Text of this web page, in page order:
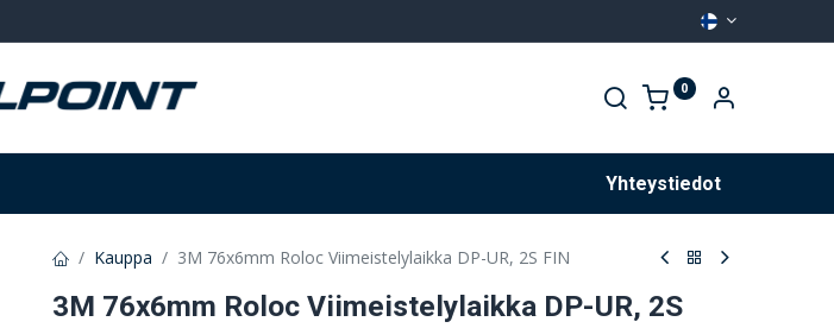
0
Yhteystiedot
Kauppa 3M 76x6mm Roloc Viimeistelylaikka DP-UR, 2S FIN
3M 76x6mm Roloc Viimeistelylaikka DP-UR, 2S